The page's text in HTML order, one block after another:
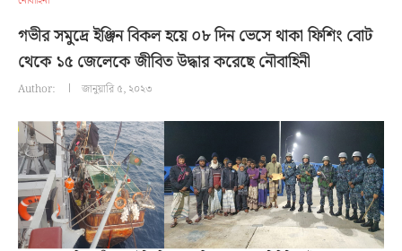
গভীর সমুদ্রে ইঞ্জিন বিকল হয়ে ০৮ দিন ভেসে থাকা ফিশিং বোট
থেকে ১৫ জেলেকে জীবিত উদ্ধার করেছে নৌবাহিনী
Author: জানুয়ারি ৫, ২০২৩